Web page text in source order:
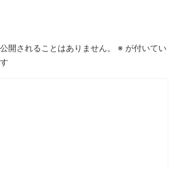
開されることはありません。 ※ が付いてい